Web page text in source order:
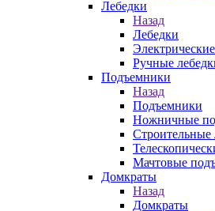
Лебедки
Назад
Лебедки
Ручные
Подъемники
Назад
Подъемники
Ножничные
Строительные
Мачтовые
Домкраты
Назад
Домкраты